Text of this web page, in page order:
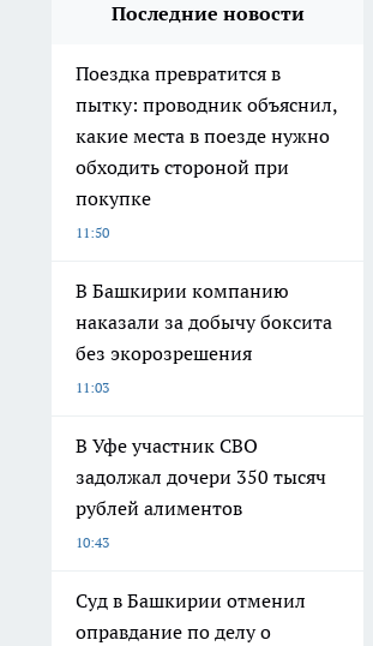
Последние новости
Поездка превратится в
пытку: проводник объяснил,
какие места в поезде нужно
обходить стороной при
покупке
11:50
В Башкирии компанию
наказали за добычу боксита
без экорозрешения
11:03
В Уфе участник СВО
задолжал дочери 350 тысяч
рублей алиментов
10:43
Суд в Башкирии отменил
оправдание по делу о